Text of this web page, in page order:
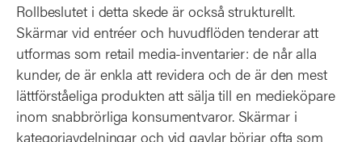
Rollbeslutet i detta skede är också strukturellt.
Skärmar vid entréer och huvudflöden tenderar att
utformas som retail media-inventarier: de når alla
kunder, de är enkla att revidera och de är den mest
lättförståeliga produkten att sälja till en medieköpare
inom snabbrörliga konsumentvaror. Skärmar i
kategoriavdelningar och vid gavlar börjar ofta som